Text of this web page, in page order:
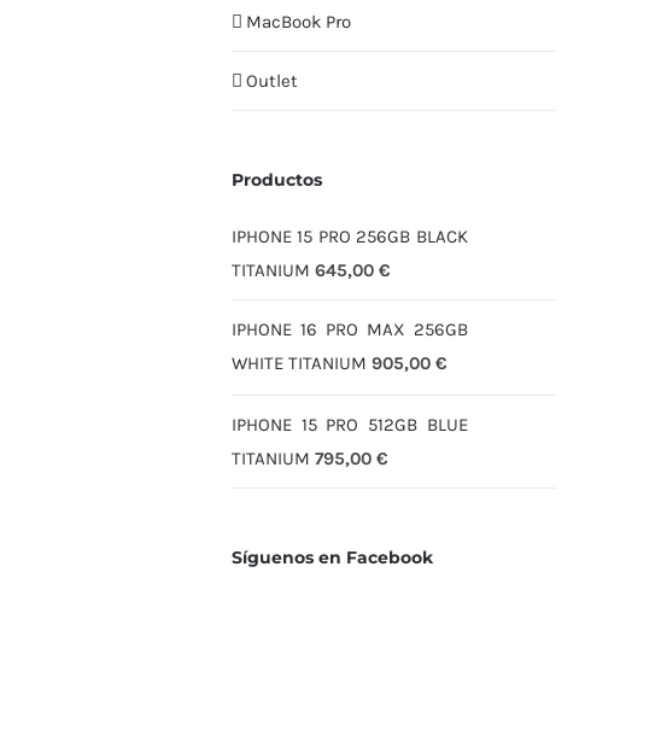
MacBook Pro
Outlet
Productos
IPHONE 15 PRO 256GB BLACK
TITANIUM 645,00 €
IPHONE 16 PRO MAX 256GB
WHITE TITANIUM 905,00 €
IPHONE 15 PRO 512GB BLUE
TITANIUM 795,00 €
Síguenos en Facebook